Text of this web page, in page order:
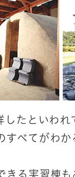
たといわれ
べてがわか
る実習棟も